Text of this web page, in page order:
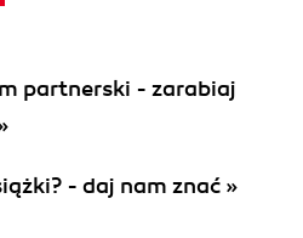
partnerski - zarabiaj
- daj nam znać »